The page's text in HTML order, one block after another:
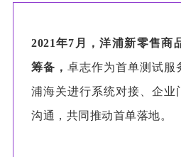
2021年7月，洋浦新零售商
筹备， 卓志作为首单测试服
浦海关进行系统对接、企业
沟通，共同推动首单落地。